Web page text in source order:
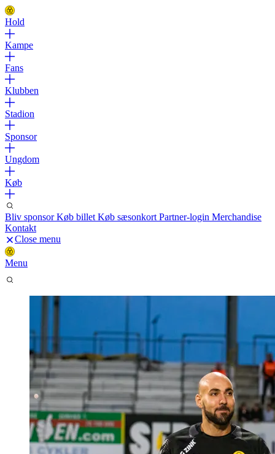
Hold
Kampe
Fans
Klubben
Stadion
Sponsor
Ungdom
Køb
Bliv sponsorKøb billet Køb sæsonkort Partner-login Merchandise
Kontakt
Close menu
Menu